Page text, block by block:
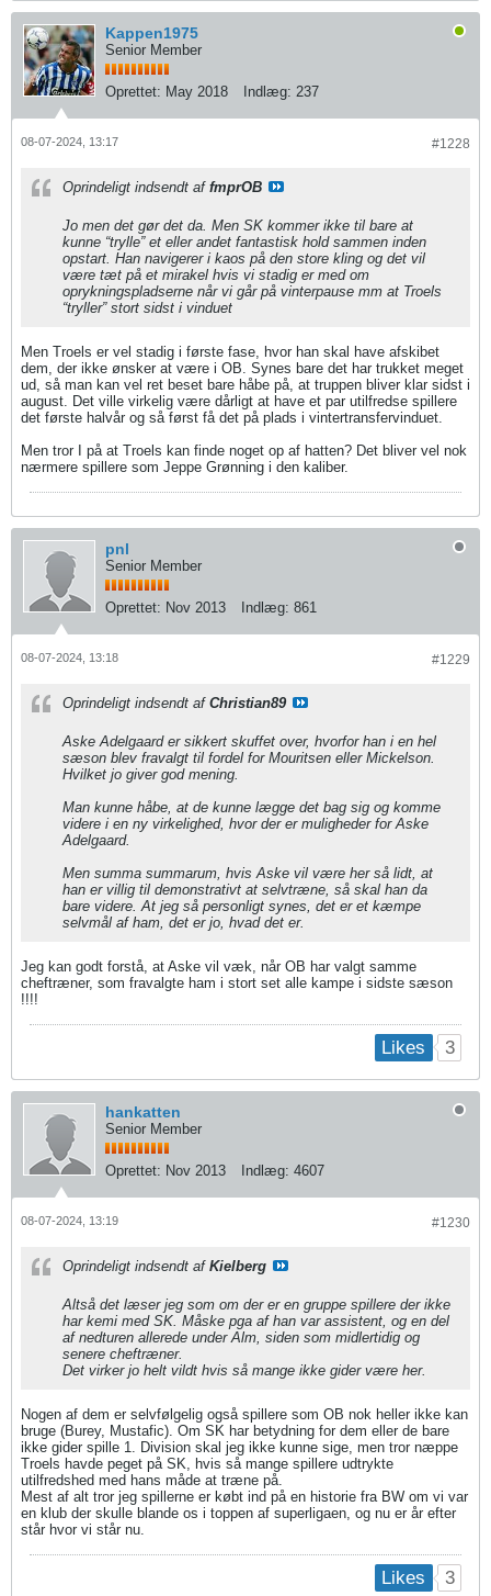
Kappen1975
Senior Member
Oprettet: May 2018 Indlæg: 237
#1228
08-07-2024, 13:17
Oprindeligt indsendt af fmprOB
Jo men det gør det da. Men SK kommer ikke til bare at
kunne “trylle” et eller andet fantastisk hold sammen inden
opstart. Han navigerer i kaos på den store kling og det vil
være tæt på et mirakel hvis vi stadig er med om
oprykningspladserne når vi går på vinterpause mm at Troels
“tryller” stort sidst i vinduet
Men Troels er vel stadig i første fase, hvor han skal have afskibet
dem, der ikke ønsker at være i OB. Synes bare det har trukket meget
ud, så man kan vel ret beset bare håbe på, at truppen bliver klar sidst i
august. Det ville virkelig være dårligt at have et par utilfredse spillere
det første halvår og så først få det på plads i vintertransfervinduet.
Men tror I på at Troels kan finde noget op af hatten? Det bliver vel nok
nærmere spillere som Jeppe Grønning i den kaliber.
pnl
Senior Member
Oprettet: Nov 2013 Indlæg: 861
#1229
08-07-2024, 13:18
Oprindeligt indsendt af Christian89
Aske Adelgaard er sikkert skuffet over, hvorfor han i en hel
sæson blev fravalgt til fordel for Mouritsen eller Mickelson.
Hvilket jo giver god mening.
Man kunne håbe, at de kunne lægge det bag sig og komme
videre i en ny virkelighed, hvor der er muligheder for Aske
Adelgaard.
Men summa summarum, hvis Aske vil være her så lidt, at
han er villig til demonstrativt at selvtræne, så skal han da
bare videre. At jeg så personligt synes, det er et kæmpe
selvmål af ham, det er jo, hvad det er.
Jeg kan godt forstå, at Aske vil væk, når OB har valgt samme
cheftræner, som fravalgte ham i stort set alle kampe i sidste sæson
!!!!
Likes 3
hankatten
Senior Member
Oprettet: Nov 2013 Indlæg: 4607
#1230
08-07-2024, 13:19
Oprindeligt indsendt af Kielberg
Altså det læser jeg som om der er en gruppe spillere der ikke
har kemi med SK. Måske pga af han var assistent, og en del
af nedturen allerede under Alm, siden som midlertidig og
senere cheftræner.
Det virker jo helt vildt hvis så mange ikke gider være her.
Nogen af dem er selvfølgelig også spillere som OB nok heller ikke kan
bruge (Burey, Mustafic). Om SK har betydning for dem eller de bare
ikke gider spille 1. Division skal jeg ikke kunne sige, men tror næppe
Troels havde peget på SK, hvis så mange spillere udtrykte
utilfredshed med hans måde at træne på.
Mest af alt tror jeg spillerne er købt ind på en historie fra BW om vi var
en klub der skulle blande os i toppen af superligaen, og nu er år efter
står hvor vi står nu.
Likes 3